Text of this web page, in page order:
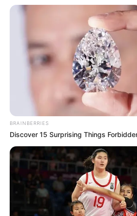
BRAINBERRIES
Discover 15 Surprising Things